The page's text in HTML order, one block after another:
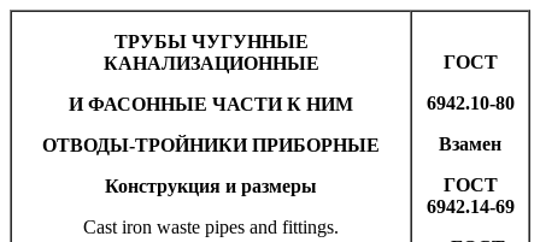
ТРУБЫ ЧУГУННЫЕ
КАНАЛИЗАЦИОННЫЕ
И ФАСОННЫЕ ЧАСТИ К НИМ
ОТВОДЫ-ТРОЙНИКИ ПРИБОРНЫЕ
Конструкция и размеры
Cast iron waste pipes and fittings.
ГОСТ
6942.10-80
Взамен
ГОСТ
6942.14-69